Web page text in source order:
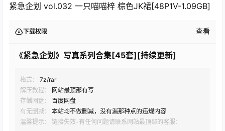
紧急企划 vol.032 一只喵喵梓 棕色JK裙[48P1V-1.09GB]
下载权限 查看
《紧急企划》写真系列合集[45套][持续更新]
格式：
7z/rar
解压教程：
网站最顶部有写
存储网盘：
百度网盘
有无删减：
本站均不做删减，没有漏那种点的违规内容
温馨提示： 链接失效-有任何问题请联系网站最顶部的客服：